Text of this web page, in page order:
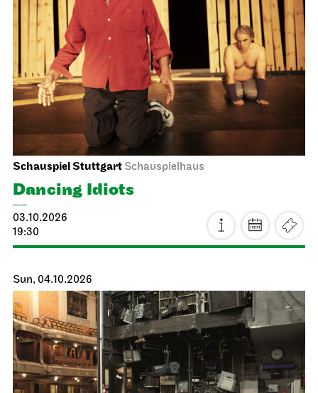
Schauspiel Stuttgart Schauspielhaus
Dancing Idiots
03.10.2026
19:30
Sun, 04.10.2026